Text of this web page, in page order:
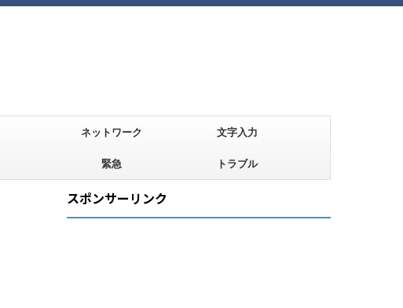
ネットワーク 文字入力
緊急 トラブル
スポンサーリンク